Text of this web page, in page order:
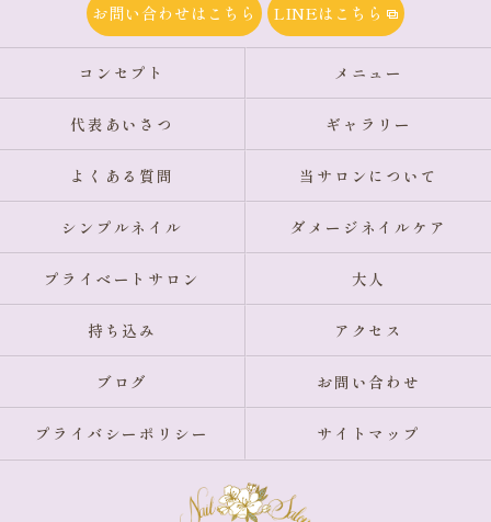
お問い合わせはこちら LINEはこちら
コンセプト メニュー
代表あいさつ ギャラリー
よくある質問 当サロンについて
シンプルネイル ダメージネイルケア
プライベートサロン 大人
持ち込み アクセス
ブログ お問い合わせ
プライバシーポリシー サイトマップ